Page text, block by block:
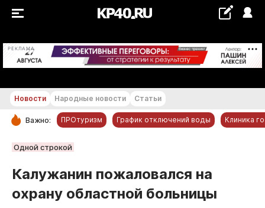
РЕКЛАМА +21...+22 °С
РУБРИКИ
Новости компаний
Статьи
Новости Народные новости Статьи
Важно: ПРОтуризм График отключений воды Клиника
Одной строкой
Калужанин пожаловался на
охрану областной больницы